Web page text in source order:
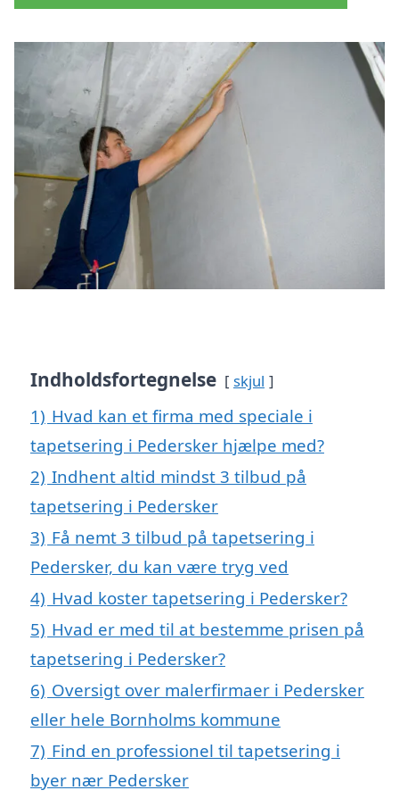
Indholdsfortegnelse skjul
1) Hvad kan et firma med speciale i
tapetsering i Pedersker hjælpe med?
2) Indhent altid mindst 3 tilbud på
tapetsering i Pedersker
3) Få nemt 3 tilbud på tapetsering i
Pedersker, du kan være tryg ved
4) Hvad koster tapetsering i Pedersker?
5) Hvad er med til at bestemme prisen på
tapetsering i Pedersker?
6) Oversigt over malerfirmaer i Pedersker
eller hele Bornholms kommune
7) Find en professionel til tapetsering i
byer nær Pedersker